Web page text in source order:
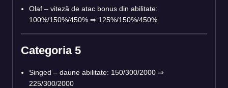
Olaf – viteză de atac bonus din abilitate:
100%/150%/450% ⇒ 125%/150%/450%
Categoria 5
Singed – daune abilitate: 150/300/2000 ⇒
225/300/2000